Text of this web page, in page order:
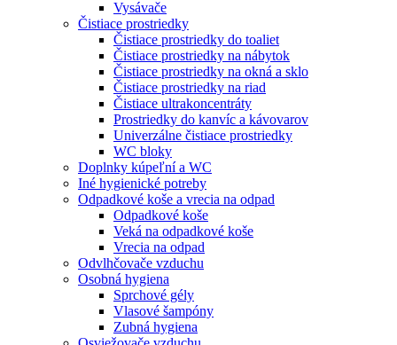
Vysávače
Čistiace prostriedky
Čistiace prostriedky do toaliet
Čistiace prostriedky na nábytok
Čistiace prostriedky na okná a sklo
Čistiace prostriedky na riad
Čistiace ultrakoncentráty
Prostriedky do kanvíc a kávovarov
Univerzálne čistiace prostriedky
WC bloky
Doplnky kúpeľní a WC
Iné hygienické potreby
Odpadkové koše a vrecia na odpad
Odpadkové koše
Veká na odpadkové koše
Vrecia na odpad
Odvlhčovače vzduchu
Osobná hygiena
Sprchové gély
Vlasové šampóny
Zubná hygiena